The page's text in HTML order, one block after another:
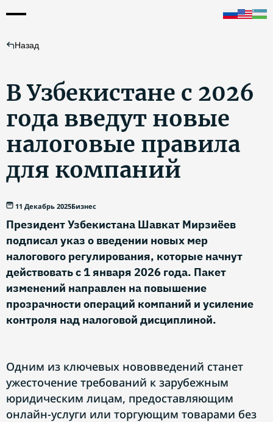
Назад
В Узбекистане с 2026
года введут новые
налоговые правила
для компаний
11 Декабрь 2025Бизнес
Президент Узбекистана Шавкат Мирзиёев
подписал указ о введении новых мер
налогового регулирования, которые начнут
действовать с 1 января 2026 года. Пакет
изменений направлен на повышение
прозрачности операций компаний и усиление
контроля над налоговой дисциплиной.
Одним из ключевых нововведений станет
ужесточение требований к зарубежным
юридическим лицам, предоставляющим
онлайн-услуги или торгующим товарами без